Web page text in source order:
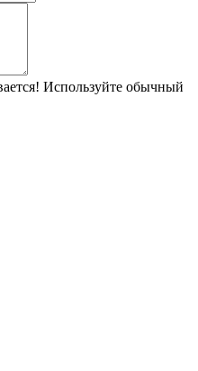
Используйте обычный